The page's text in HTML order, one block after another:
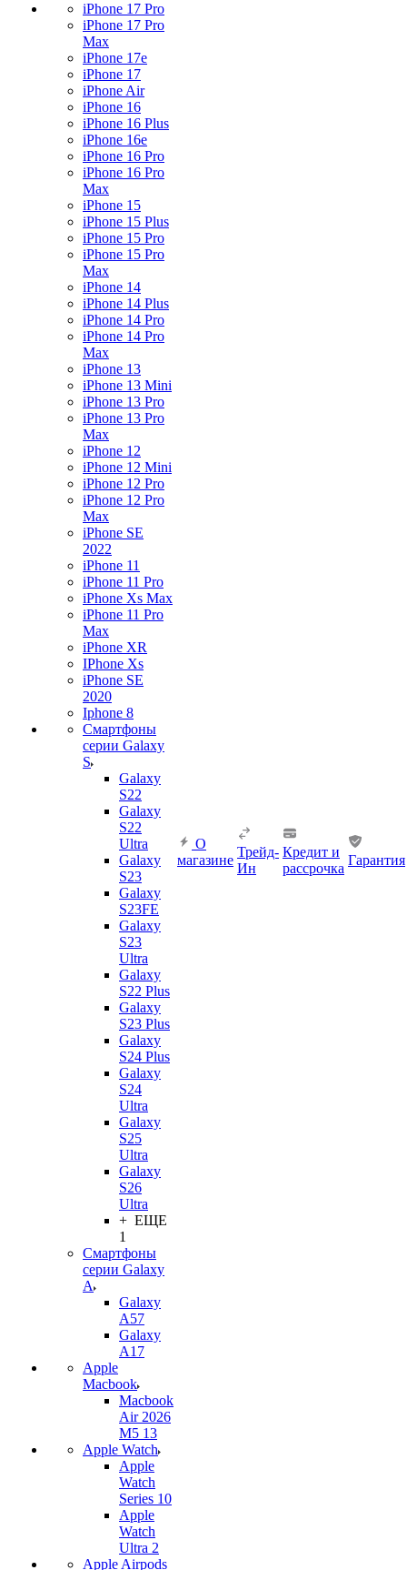
iPhone 17 Pro
iPhone 17 Pro
Max
iPhone 17e
iPhone 17
iPhone Air
iPhone 16
iPhone 16 Plus
iPhone 16e
iPhone 16 Pro
iPhone 16 Pro
Max
iPhone 15
iPhone 15 Plus
iPhone 15 Pro
iPhone 15 Pro
Max
iPhone 14
iPhone 14 Plus
iPhone 14 Pro
iPhone 14 Pro
Max
iPhone 13
iPhone 13 Mini
iPhone 13 Pro
iPhone 13 Pro
Max
iPhone 12
iPhone 12 Mini
iPhone 12 Pro
iPhone 12 Pro
Max
iPhone SE
2022
iPhone 11
iPhone 11 Pro
iPhone Xs Max
iPhone 11 Pro
Max
iPhone XR
IPhone Xs
iPhone SE
2020
Iphone 8
Смартфоны
серии Galaxy
S
Galaxy
S22
Galaxy
S22
Ultra
Galaxy
S23
Galaxy
S23FE
Galaxy
S23
Ultra
Galaxy
S22 Plus
Galaxy
S23 Plus
Galaxy
S24 Plus
Galaxy
S24
Ultra
Galaxy
S25
Ultra
Galaxy
S26
Ultra
+ ЕЩЕ
1
Смартфоны
серии Galaxy
A
Galaxy
A57
Galaxy
A17
Apple
Macbook
Macbook
Air 2026
M5 13
Apple Watch
Apple
Watch
Series 10
Apple
Watch
Ultra 2
Apple Airpods
О
магазине
Трейд-
Ин
Кредит и
рассрочка
Гарантия